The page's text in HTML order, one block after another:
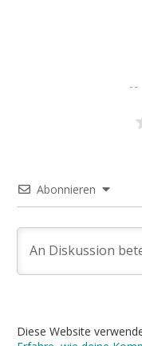
Abonnieren
Diese Website